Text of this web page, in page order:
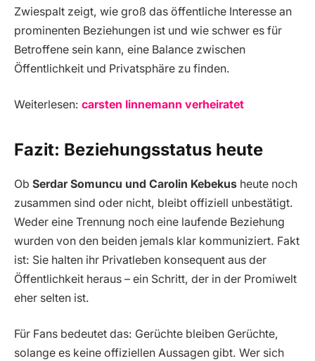
Zwiespalt zeigt, wie groß das öffentliche Interesse an
prominenten Beziehungen ist und wie schwer es für
Betroffene sein kann, eine Balance zwischen
Öffentlichkeit und Privatsphäre zu finden.
Weiterlesen: carsten linnemann verheiratet
Fazit: Beziehungsstatus heute
Ob Serdar Somuncu und Carolin Kebekus heute noch
zusammen sind oder nicht, bleibt offiziell unbestätigt.
Weder eine Trennung noch eine laufende Beziehung
wurden von den beiden jemals klar kommuniziert. Fakt
ist: Sie halten ihr Privatleben konsequent aus der
Öffentlichkeit heraus – ein Schritt, der in der Promiwelt
eher selten ist.
Für Fans bedeutet das: Gerüchte bleiben Gerüchte,
solange es keine offiziellen Aussagen gibt. Wer sich